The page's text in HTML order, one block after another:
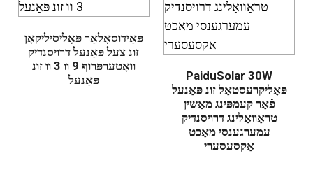
פּאַידוסאָלאַר פּאָליסיליקאָן
זונ צעל פּאַנעל דרויסנדיק
וואָטערפּרוף 9 וו 3 וו זונ
פּאַנעל
PaiduSolar 30W
פּאָליקרעסטאַל זונ פּאַנעל
פֿאַר קעמפּינג מאַשין
טראַוואַלינג דרויסנדיק
עמערגענסי מאַכט
אַקסעסערי